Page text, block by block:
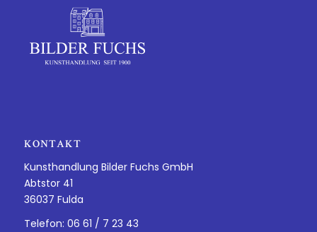
KONTAKT
Kunsthandlung Bilder Fuchs GmbH
Abtstor 41
36037 Fulda
Telefon: 06 61 / 7 23 43